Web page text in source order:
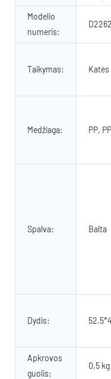
Modelio
numeris:
Taikymas: Katės
Medžiaga: PP, PP
Spalva: Balta
Dydis:
Apkrovos
guolis:
0,5 kg